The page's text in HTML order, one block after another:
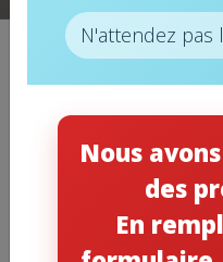
Catégories
(11)
Climatisation(12)
N'attendez pas
Nous
des
En